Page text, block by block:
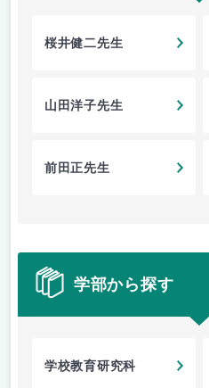
桜井健二先生
山田洋子先生
前田正先生
学部から探す
学校教育研究科